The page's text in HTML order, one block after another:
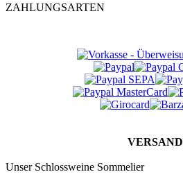
ZAHLUNGSARTEN
VERSAND
Unser Schlossweine Sommelier